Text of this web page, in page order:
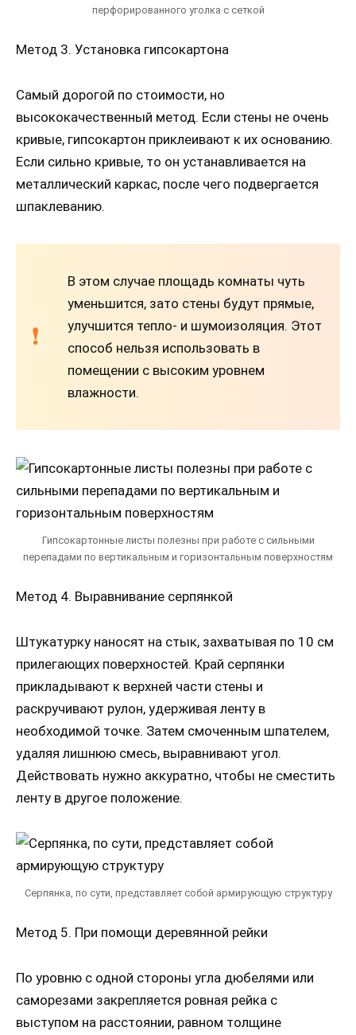
перфорированного уголка с сеткой
Метод 3. Установка гипсокартона
Самый дорогой по стоимости, но
высококачественный метод. Если стены не очень
кривые, гипсокартон приклеивают к их основанию.
Если сильно кривые, то он устанавливается на
металлический каркас, после чего подвергается
шпаклеванию.
В этом случае площадь комнаты чуть
уменьшится, зато стены будут прямые,
улучшится тепло- и шумоизоляция. Этот
способ нельзя использовать в
помещении с высоким уровнем
влажности.
Гипсокартонные листы полезны при работе с сильными
перепадами по вертикальным и горизонтальным поверхностям
Метод 4. Выравнивание серпянкой
Штукатурку наносят на стык, захватывая по 10 см
прилегающих поверхностей. Край серпянки
прикладывают к верхней части стены и
раскручивают рулон, удерживая ленту в
необходимой точке. Затем смоченным шпателем,
удаляя лишнюю смесь, выравнивают угол.
Действовать нужно аккуратно, чтобы не сместить
ленту в другое положение.
Серпянка, по сути, представляет собой армирующую структуру
Метод 5. При помощи деревянной рейки
По уровню с одной стороны угла дюбелями или
саморезами закрепляется ровная рейка с
выступом на расстоянии, равном толщине